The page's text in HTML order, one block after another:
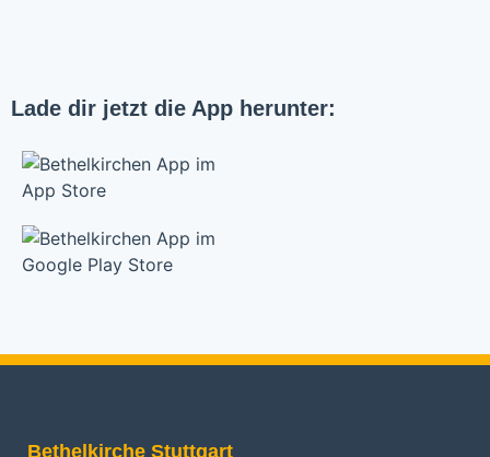
Lade dir jetzt die App herunter:
Bethelkirche Stuttgart